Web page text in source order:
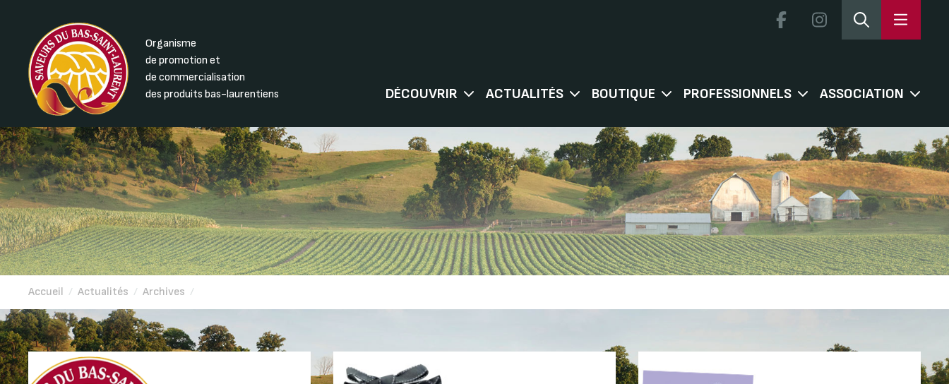
Organisme
de promotion et
de commercialisation
des produits bas-laurentiens
DÉCOUVRIR ACTUALITÉS BOUTIQUE PROFESSIONNELS ASSOCIATION
Accueil / Actualités / Archives /